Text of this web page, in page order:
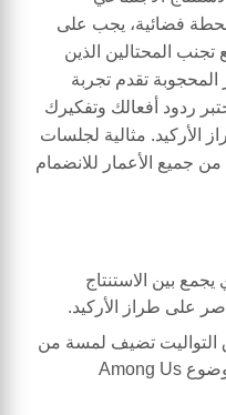
محطة فضائية، يجب على
تجنب المحتالين الذين
تقدم تجربة
ردود أفعالك وتفكيرك
الأركيد. مثالية لجلسات
من جميع الأعمار للانضمام
بين الاستنتاج
على طراز الأركيد.
التواليت تضيف لمسة من
الفكاهة وتغيير جديد على موضوع Among Us